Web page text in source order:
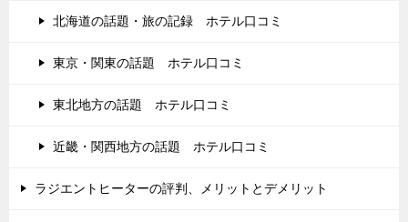
北海道の話題・旅の記録 ホテル口コミ
東京・関東の話題 ホテル口コミ
東北地方の話題 ホテル口コミ
近畿・関西地方の話題 ホテル口コミ
ラジエントヒーターの評判、メリットとデメリット